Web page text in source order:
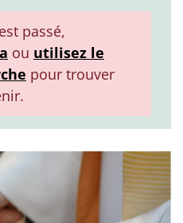
passé,
ou utilisez le
pour trouver